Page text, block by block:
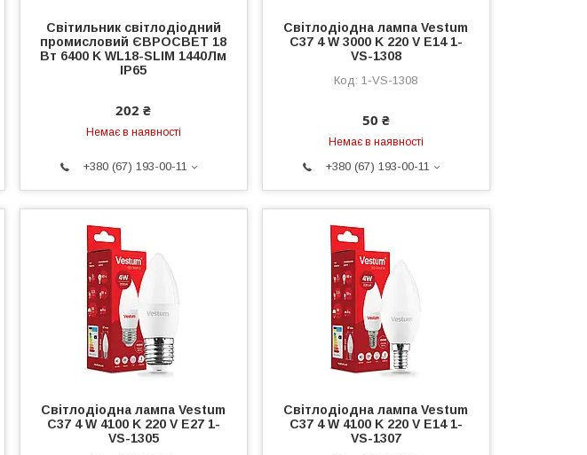
Світильник світлодіодний
промисловий ЄВРОСВЕТ 18
Вт 6400 K WL18-SLIM 1440Лм
IP65
202 ₴
Немає в наявності
+380 (67) 193-00-11
Світлодіодна лампа Vestum
C37 4 W 3000 K 220 V E14 1-
VS-1308
1-VS-1308
50 ₴
Немає в наявності
+380 (67) 193-00-11
Світлодіодна лампа Vestum
C37 4 W 4100 K 220 V E27 1-
VS-1305
Світлодіодна лампа Vestum
C37 4 W 4100 K 220 V E14 1-
VS-1307